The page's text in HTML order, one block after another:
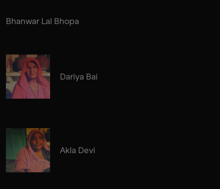
Bhanwar Lal Bhopa
Dariya Bai
Akla Devi